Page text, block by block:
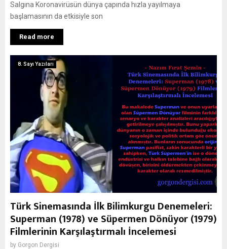
Salgına Koronavirüsün dünya çapında hızla yayılmaya
başlamasının da etkisiyle son
Read more
8. Sayı Yazıları
Türk Sinemasında İlk Bilimkurgu Denemeleri:
Superman (1978) ve Süpermen Dönüyor (1979)
Filmlerinin Karşılaştırmalı İncelemesi
by Gorgon Dergisi